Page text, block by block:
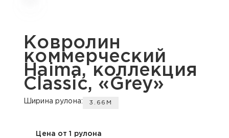
Ковролин
коммерческий
Haima, коллекция
Classic, «Grey»
Ширина рулона: 3.66М
Цена от 1 рулона